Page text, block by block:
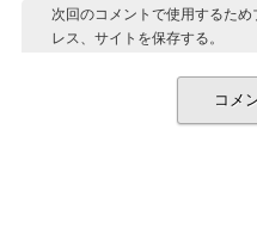
次回のコメントで使用するた
レス、サイトを保存する。